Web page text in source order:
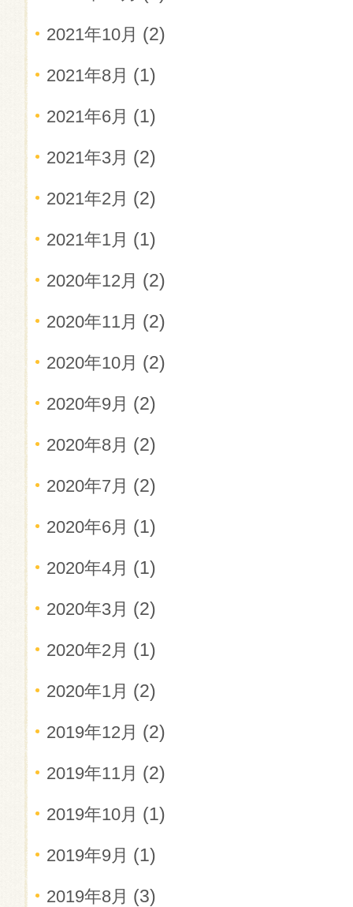
2021年10月 (2)
2021年8月 (1)
2021年6月 (1)
2021年3月 (2)
2021年2月 (2)
2021年1月 (1)
2020年12月 (2)
2020年11月 (2)
2020年10月 (2)
2020年9月 (2)
2020年8月 (2)
2020年7月 (2)
2020年6月 (1)
2020年4月 (1)
2020年3月 (2)
2020年2月 (1)
2020年1月 (2)
2019年12月 (2)
2019年11月 (2)
2019年10月 (1)
2019年9月 (1)
2019年8月 (3)